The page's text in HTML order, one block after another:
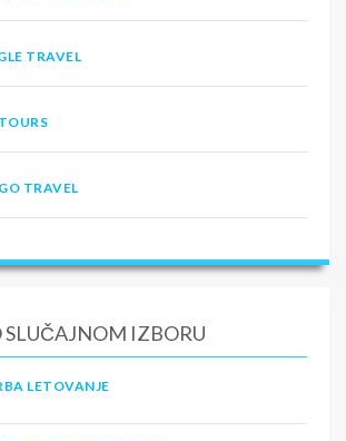
TRAVEL
TRAVEL
SLUČAJNOM IZBORU
LETOVANJE